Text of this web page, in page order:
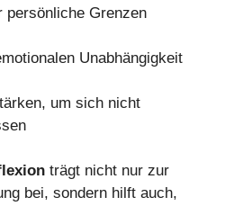
persönliche Grenzen
Unabhängigkeit
um sich nicht
trägt nicht nur zur
bei, sondern hilft auch,